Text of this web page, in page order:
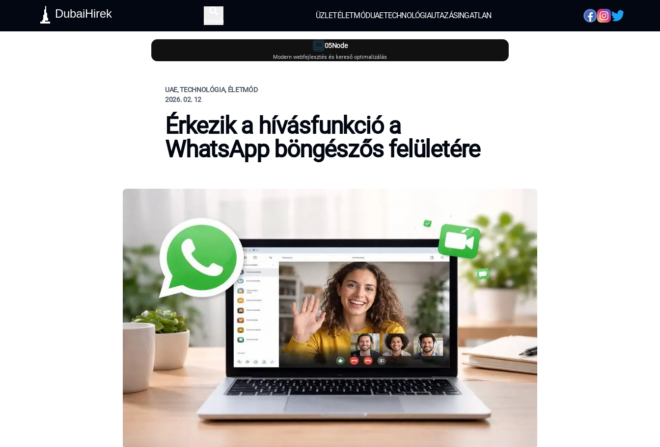
DubaiHirek
Keresés
ÜZLETÉLETMÓDUAETECHNOLÓGIAUTAZÁSINGATLAN
05Node
Modern webfejlesztés és kereső optimalizálás
UAE, TECHNOLÓGIA, ÉLETMÓD
2026. 02. 12
Érkezik a hívásfunkció a
WhatsApp böngészős felületére